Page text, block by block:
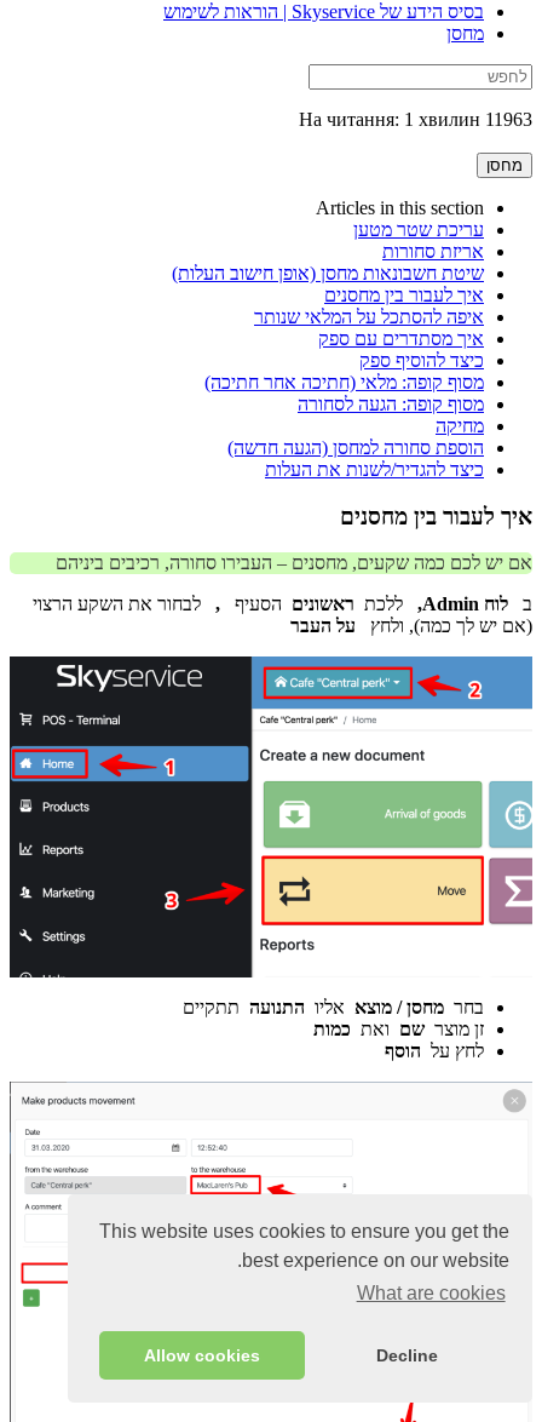
This website uses cookies to ensure you get the
best experience on our website.
What are cookies
Decline
Allow cookies
בסיס הידע של Skyservice | הוראות לשימוש
מחסן
11963 На читання: 1 хвилин
מחסן
Articles in this section
עריכת שטר מטען
אריזת סחורות
שיטת חשבונאות מחסן (אופן חישוב העלות)
איך לעבור בין מחסנים
איפה להסתכל על המלאי שנותר
איך מסתדרים עם ספק
כיצד להוסיף ספק
מסוף קופה: מלאי (חתיכה אחר חתיכה)
מסוף קופה: הגעה לסחורה
מחיקה
הוספת סחורה למחסן (הגעה חדשה)
כיצד להגדיר/לשנות את העלות
איך לעבור בין מחסנים
אם יש לכם כמה שקעים, מחסנים – העבירו סחורה, רכיבים ביניהם
ב לוח Admin, ללכת ראשונים הסעיף ,
לבחור את השקע הרצוי
(אם יש לך כמה), ולחץ
על העבר
בחר מחסן / מוצא אליו התנועה תתקיים
זן מוצר שם ואת כמות
לחץ על הוסף